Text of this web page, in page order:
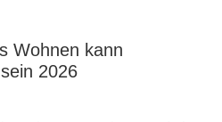
Wohnen kann
2026